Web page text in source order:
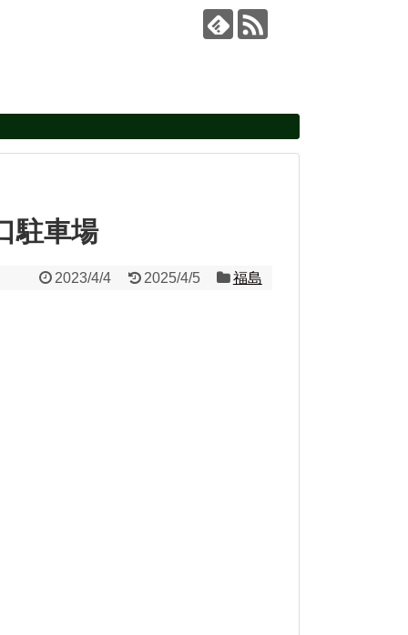
駐車場
2023/4/4 2025/4/5 福島